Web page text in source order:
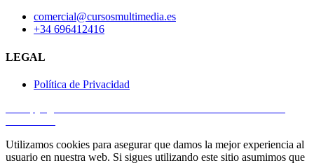
comercial@cursosmultimedia.es
+34 696412416
LEGAL
Política de Privacidad
Utilizamos cookies para asegurar que damos la mejor experiencia al
usuario en nuestra web. Si sigues utilizando este sitio asumimos que